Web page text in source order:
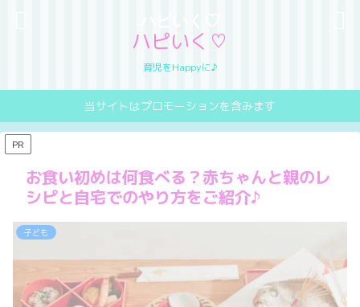
ハピいく♡
育児をHappyに♪
当サイトはプロモーションを含みます
PR
お食い初めは何食べる？赤ちゃんと親のレ
シピと自宅でのやり方をご紹介♪
子ども